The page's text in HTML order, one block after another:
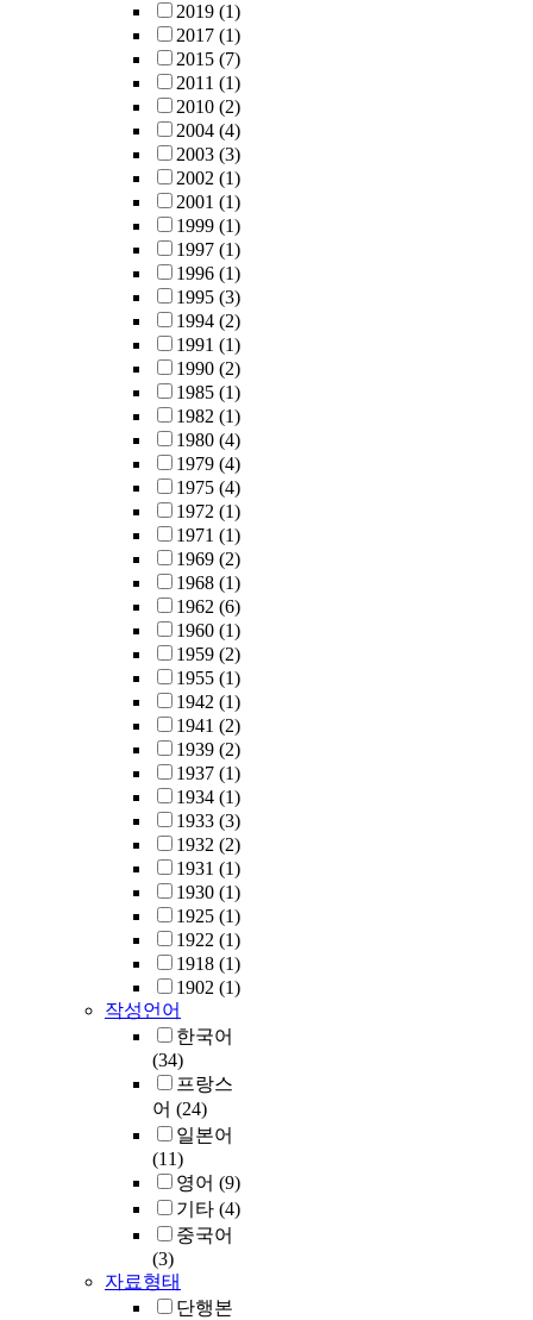
2019 (1)
2017 (1)
2015 (7)
2011 (1)
2010 (2)
2004 (4)
2003 (3)
2002 (1)
2001 (1)
1999 (1)
1997 (1)
1996 (1)
1995 (3)
1994 (2)
1991 (1)
1990 (2)
1985 (1)
1982 (1)
1980 (4)
1979 (4)
1975 (4)
1972 (1)
1971 (1)
1969 (2)
1968 (1)
1962 (6)
1960 (1)
1959 (2)
1955 (1)
1942 (1)
1941 (2)
1939 (2)
1937 (1)
1934 (1)
1933 (3)
1932 (2)
1931 (1)
1930 (1)
1925 (1)
1922 (1)
1918 (1)
1902 (1)
작성언어
한국어
(34)
프랑스
어 (24)
일본어
(11)
영어 (9)
기타 (4)
중국어
(3)
자료형태
단행본